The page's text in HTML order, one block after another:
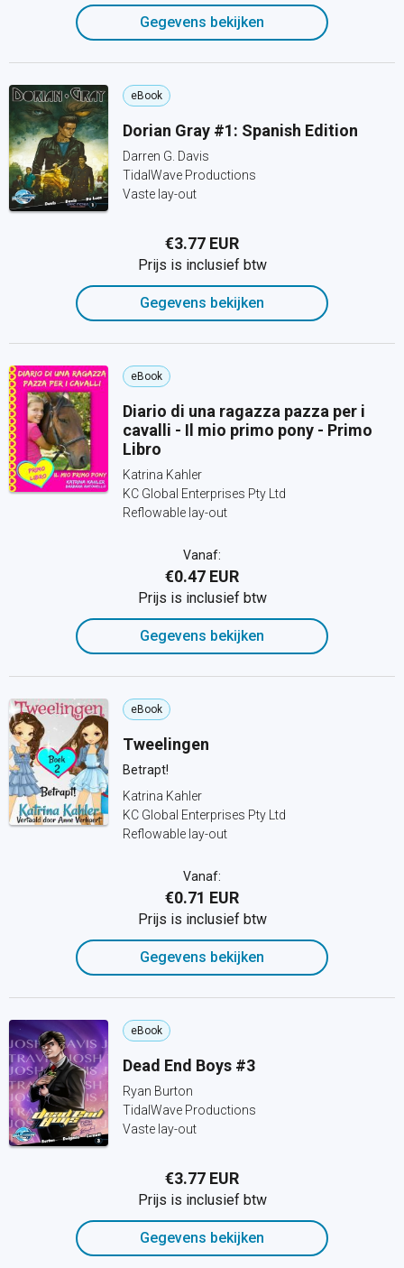
Gegevens bekijken
eBook
Dorian Gray #1: Spanish Edition
Darren G. Davis
TidalWave Productions
Vaste lay-out
€3.77 EUR
Prijs is inclusief btw
Gegevens bekijken
eBook
Diario di una ragazza pazza per i
cavalli - Il mio primo pony - Primo
Libro
Katrina Kahler
KC Global Enterprises Pty Ltd
Reflowable lay-out
Vanaf:
€0.47 EUR
Prijs is inclusief btw
Gegevens bekijken
eBook
Tweelingen
Betrapt!
Katrina Kahler
KC Global Enterprises Pty Ltd
Reflowable lay-out
Vanaf:
€0.71 EUR
Prijs is inclusief btw
Gegevens bekijken
eBook
Dead End Boys #3
Ryan Burton
TidalWave Productions
Vaste lay-out
€3.77 EUR
Prijs is inclusief btw
Gegevens bekijken